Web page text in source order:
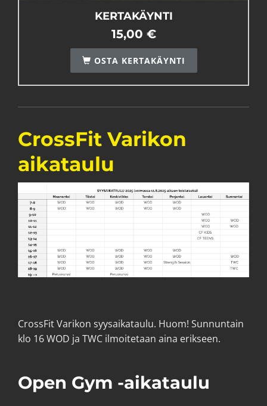
KERTAKÄYNTI
15,00 €
OSTA KERTAKÄYNTI
CrossFit Varikon
aikataulu
CrossFit Varikon syysaikataulu. Huom! Sunnuntain
klo 16 WOD ja TWC ilmoitetaan aina erikseen.
Open Gym -aikataulu